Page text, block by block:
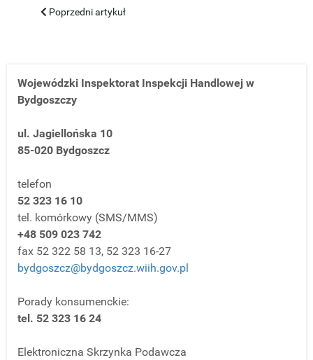
Poprzedni artykuł: Niebezpieczna elektronika - kontrola
Poprzedni artykuł
Wojewódzki Inspektorat Inspekcji Handlowej w
Bydgoszczy
ul. Jagiellońska 10
85-020 Bydgoszcz
telefon
52 323 16 10
tel. komórkowy (SMS/MMS)
+48 509 023 742
fax 52 322 58 13, 52 323 16-27
bydgoszcz@bydgoszcz.wiih.gov.pl
Porady konsumenckie:
tel. 52 323 16 24
Elektroniczna Skrzynka Podawcza